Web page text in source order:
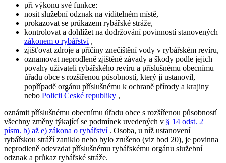
při výkonu své funkce:
nosit služební odznak na viditelném místě,
prokazovat se průkazem rybářské stráže,
kontrolovat a dohlížet na dodržování povinností stanovených
zákonem o rybářství,
zjišťovat zdroje a příčiny znečištění vody v rybářském revíru,
oznamovat neprodleně zjištěné závady a škody podle jejich
povahy uživateli rybářského revíru a příslušnému obecnímu
úřadu obce s rozšířenou působností, který ji ustanovil,
popřípadě orgánu příslušnému k ochraně přírody a krajiny
nebo Policii České republiky ,
oznámit příslušnému obecnímu úřadu obce s rozšířenou působností
všechny změny týkající se podmínek uvedených v § 14 odst. 2
písm. b) až e) zákona o rybářství. Osoba, u níž ustanovení
rybářskou stráží zaniklo nebo bylo zrušeno (viz bod 20), je povinna
neprodleně odevzdat příslušnému rybářskému orgánu služební
odznak a průkaz rybářské stráže.